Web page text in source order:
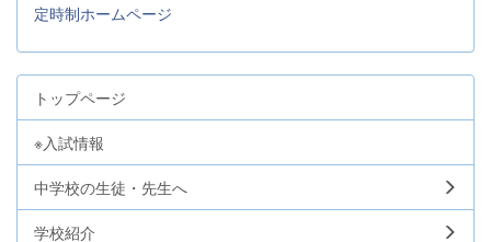
定時制ホームページ
トップページ
※入試情報
中学校の生徒・先生へ
学校紹介